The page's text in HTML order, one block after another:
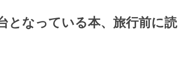
となっている本、旅行前に読